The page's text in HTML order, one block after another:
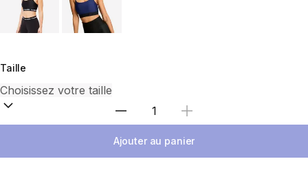
Taille
Sélectionnez la quantité
Ajouter au panier